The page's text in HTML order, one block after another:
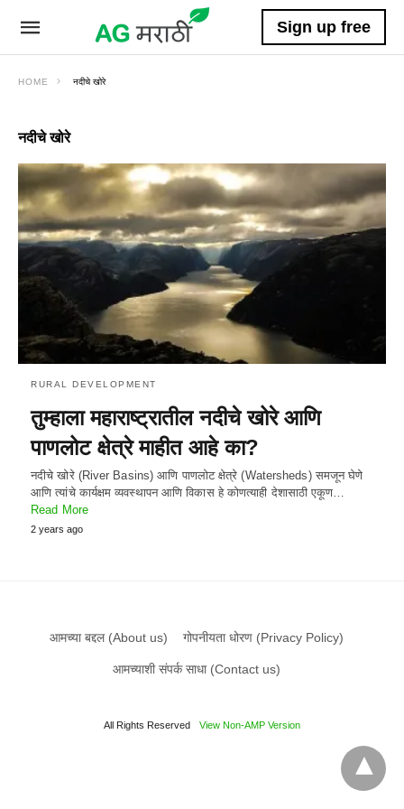
Sign up free
HOME नदीचे खोरे
नदीचे खोरे
RURAL DEVELOPMENT
तुम्हाला महाराष्ट्रातील नदीचे खोरे आणि
पाणलोट क्षेत्रे माहीत आहे का?
नदीचे खोरे (River Basins) आणि पाणलोट क्षेत्रे (Watersheds) समजून घेणे
आणि त्यांचे कार्यक्षम व्यवस्थापन आणि विकास हे कोणत्याही देशासाठी एकूण…
Read More
2 years ago
आमच्या बद्दल (About us) गोपनीयता धोरण (Privacy Policy)
आमच्याशी संपर्क साधा (Contact us)
All Rights Reserved View Non-AMP Version